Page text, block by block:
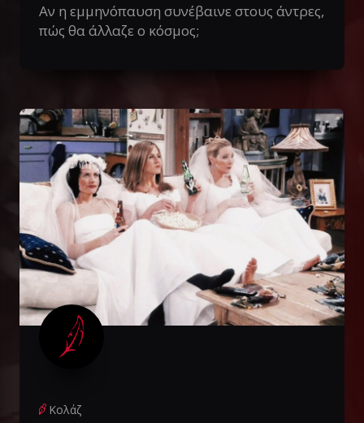
Αν η εμμηνόπαυση συνέβαινε στους άντρες,
πώς θα άλλαζε ο κόσμος;
Κολάζ